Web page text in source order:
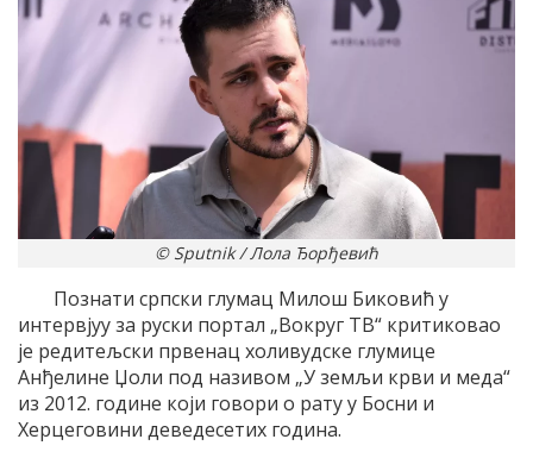
© Sputnik / Лола Ђорђевић
Познати српски глумац Милош Биковић у
интервјуу за руски портал „Вокруг ТВ“ критиковао
је редитељски првенац холивудске глумице
Анђелине Џоли под називом „У земљи крви и меда“
из 2012. године који говори о рату у Босни и
Херцеговини деведесетих година.